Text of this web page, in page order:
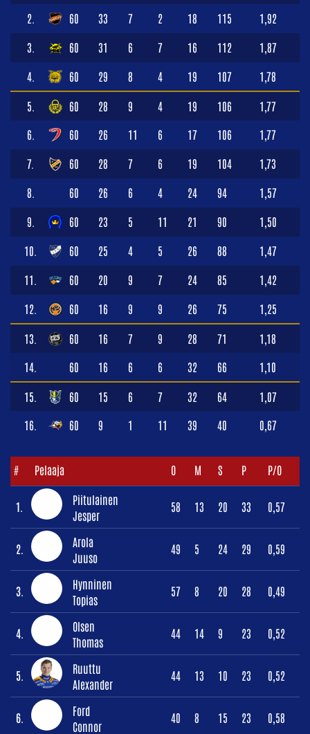
2. 60 33 7 2 18 115 1,92
3. 60 31 6 7 16 112 1,87
4. 60 29 8 4 19 107 1,78
5. 60 28 9 4 19 106 1,77
6. 60 26 11 6 17 106 1,77
7. 60 28 7 6 19 104 1,73
8. 60 26 6 4 24 94 1,57
9. 60 23 5 11 21 90 1,50
10. 60 25 4 5 26 88 1,47
11. 60 20 9 7 24 85 1,42
12. 60 16 9 9 26 75 1,25
13. 60 16 7 9 28 71 1,18
14. 60 16 6 6 32 66 1,10
15. 60 15 6 7 32 64 1,07
16. 60 9 1 11 39 40 0,67
# Pelaaja O M S P P/O
1.
Piitulainen
Jesper
58 13 20 33 0,57
2.
Arola
Juuso
49 5 24 29 0,59
3.
Hynninen
Topias
57 8 20 28 0,49
4.
Olsen
Thomas
44 14 9 23 0,52
5.
Ruuttu
Alexander
44 13 10 23 0,52
6.
Ford
Connor
40 8 15 23 0,58